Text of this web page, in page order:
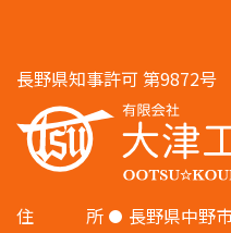
長野県知事許可 第9872号
住 所
長野県中野